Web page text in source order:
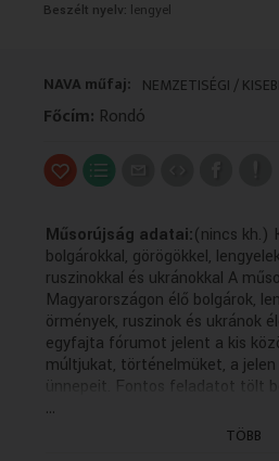
Beszélt nyelv: lengyel
NAVA műfaj: NEMZETISÉGI /
Főcím: Rondó
Műsorújság adatai:(nincs kh.)
bolgárokkal, görögökkel,
ruszinokkal és ukránokkal A
Magyarországon élő bolgárok,
örmények, ruszinok és ukránok
egyfajta fórumot jelent a kis
múltjukat, történelmüket, a
ünnepeit. Fontos feladatot tölt
ápolásában, hiszen a forgatott
adott kisebbség nyelvén készül
...
TÖBB